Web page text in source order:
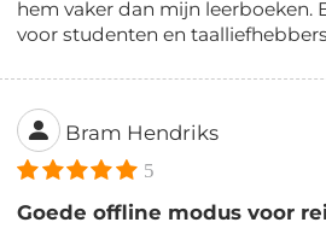
hem vaker dan mijn leerboeken.
voor studenten en
Bram Hendriks
5
Goede offline modus voor